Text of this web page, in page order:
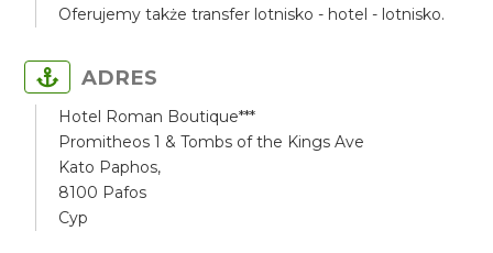
Oferujemy także transfer lotnisko - hotel - lotnisko.
ADRES
Hotel Roman Boutique***
Promitheos 1 & Tombs of the Kings Ave
Kato Paphos,
8100 Pafos
Cyp